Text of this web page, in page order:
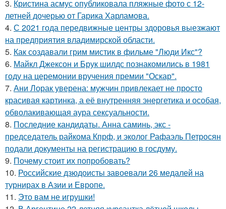
3. Кристина асмус опубликовала пляжные фото с 12-
летней дочерью от Гарика Харламова.
4. С 2021 года передвижные центры здоровья выезжают
на предприятия владимирской области.
5. Как создавали грим мистик в фильме "Люди Икс"?
6. Майкл Джексон и Брук шилдс познакомились в 1981
году на церемонии вручения премии "Оскар".
7. Ани Лорак уверена: мужчин привлекает не просто
красивая картинка, а её внутренняя энергетика и особая,
обволакивающая аура сексуальности.
8. Последние кандидаты. Анна саминь, экс -
председатель райкома Кпрф, и эколог Рафаэль Петросян
подали документы на регистрацию в госдуму.
9. Почему стоит их попробовать?
10. Российские дзюдоисты завоевали 26 медалей на
турнирах в Азии и Европе.
11. Это вам не игрушки!